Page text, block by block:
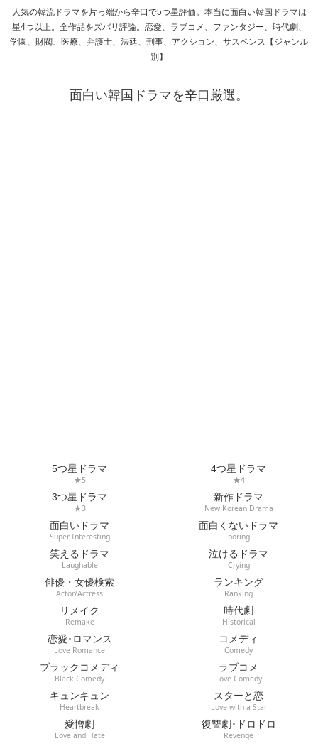
人気の韓流ドラマを片っ端から辛口で5つ星評価。本当に面白い韓国ドラマは
星4つ以上。全作品をズバリ評論。恋愛、ラブコメ、ファンタジー、時代劇、
学園、財閥、医療、弁護士、法廷、刑事、アクション、サスペンス【ジャンル
別】
面白い韓国ドラマを辛口厳選。
5つ星ドラマ
★5
4つ星ドラマ
★4
3つ星ドラマ
★3
新作ドラマ
New Korean Drama
面白いドラマ
Super Interesting
面白くないドラマ
boring
笑えるドラマ
Laughable
泣けるドラマ
Crying
俳優・女優検索
Actor/Actress
ランキング
Ranking
リメイク
Remake
時代劇
Historical
恋愛･ロマンス
Love Romance
コメディ
Comedy
ブラックコメディ
Black Comedy
ラブコメ
Love Comedy
キュンキュン
Heartbreak
スターと恋
Love with a Star
愛憎劇
Love and Hate
復讐劇･ドロドロ
Revenge